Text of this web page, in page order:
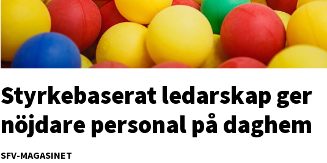
SFV-MAGASINET
Styrkebaserat ledarskap ger
nöjdare personal på daghem